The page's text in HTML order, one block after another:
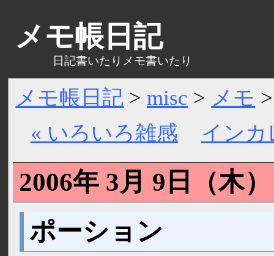
メモ帳日記 > misc > メモ >
« いろいろ雑感
インカ
メモ帳日記
日記書いたりメモ書いたり
2006年 3月 9日（木
ポーション